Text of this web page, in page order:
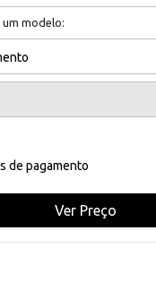
um modelo:
de pagamento
Ver Preço